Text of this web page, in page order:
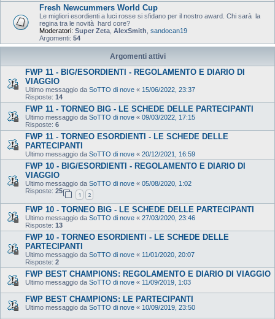
Fresh Newcummers World Cup
Le migliori esordienti a luci rosse si sfidano per il nostro award. Chi sarà la
regina tra le novità hard core?
Moderatori: Super Zeta AlexSmith sandocan19
Argomenti: 54
Argomenti attivi
FWP 11 - BIG/ESORDIENTI - REGOLAMENTO E DIARIO DI
VIAGGIO
Ultimo messaggio da SoTTO di nove « 15/06/2022, 23:37
Risposte: 14
FWP 11 - TORNEO BIG - LE SCHEDE DELLE PARTECIPANTI
Ultimo messaggio da SoTTO di nove « 09/03/2022, 17:15
Risposte: 6
FWP 11 - TORNEO ESORDIENTI - LE SCHEDE DELLE
PARTECIPANTI
Ultimo messaggio da SoTTO di nove « 20/12/2021, 16:59
FWP 10 - BIG/ESORDIENTI - REGOLAMENTO E DIARIO DI
VIAGGIO
Ultimo messaggio da SoTTO di nove « 05/08/2020, 1:02
Risposte: 25
1 2
FWP 10 - TORNEO BIG - LE SCHEDE DELLE PARTECIPANTI
Ultimo messaggio da SoTTO di nove « 27/03/2020, 23:46
Risposte: 13
FWP 10 - TORNEO ESORDIENTI - LE SCHEDE DELLE
PARTECIPANTI
Ultimo messaggio da SoTTO di nove « 11/01/2020, 20:07
Risposte: 2
FWP BEST CHAMPIONS: REGOLAMENTO E DIARIO DI VIAGGIO
Ultimo messaggio da SoTTO di nove « 11/09/2019, 1:03
FWP BEST CHAMPIONS: LE PARTECIPANTI
Ultimo messaggio da SoTTO di nove « 10/09/2019, 23:50